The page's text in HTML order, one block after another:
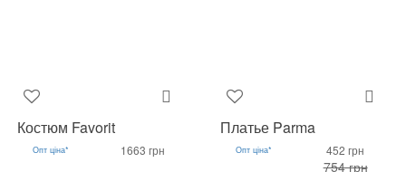
Костюм Favorit
Опт ціна* 1663 грн
Платье Parma
Опт ціна* 452 грн
754 грн